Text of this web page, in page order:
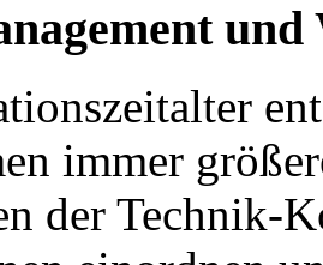
und
immer
der Technik-